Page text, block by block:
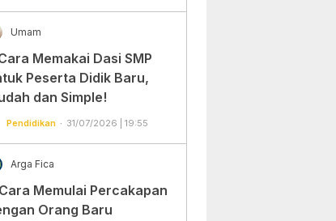
Umam
Memakai Dasi SMP
Peserta Didik Baru,
dan Simple!
Pendidikan 31/07/2026 | 19:55
Arga Fica
Memulai Percakapan
Orang Baru